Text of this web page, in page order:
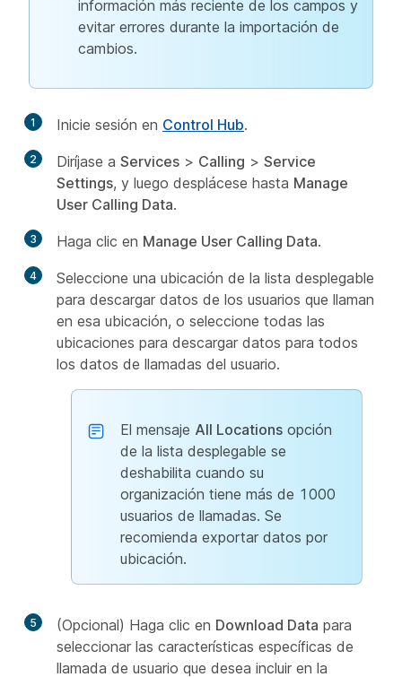
información más reciente de los campos y
evitar errores durante la importación de
cambios.
1 Inicie sesión en Control Hub.
2 Diríjase a Services > Calling > Service
Settings, y luego desplácese hasta Manage
User Calling Data.
3 Haga clic en Manage User Calling Data.
4
Seleccione una ubicación de la lista desplegable
para descargar datos de los usuarios que llaman
en esa ubicación, o seleccione todas las
ubicaciones para descargar datos para todos
los datos de llamadas del usuario.
El mensaje All Locations opción
de la lista desplegable se
deshabilita cuando su
organización tiene más de 1000
usuarios de llamadas. Se
recomienda exportar datos por
ubicación.
5 (Opcional) Haga clic en Download Data para
seleccionar las características específicas de
llamada de usuario que desea incluir en la